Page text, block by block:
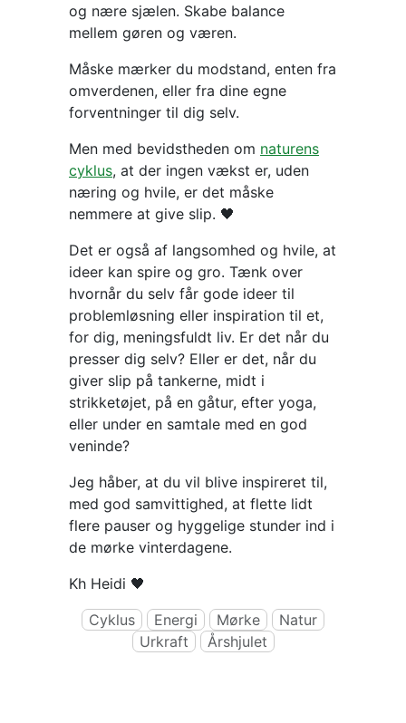
og nære sjælen. Skabe balance
mellem gøren og væren.
Måske mærker du modstand, enten fra
omverdenen, eller fra dine egne
forventninger til dig selv.
Men med bevidstheden om naturens
cyklus, at der ingen vækst er, uden
næring og hvile, er det måske
nemmere at give slip. 🖤
Det er også af langsomhed og hvile, at
ideer kan spire og gro. Tænk over
hvornår du selv får gode ideer til
problemløsning eller inspiration til et,
for dig, meningsfuldt liv. Er det når du
presser dig selv? Eller er det, når du
giver slip på tankerne, midt i
strikketøjet, på en gåtur, efter yoga,
eller under en samtale med en god
veninde?
Jeg håber, at du vil blive inspireret til,
med god samvittighed, at flette lidt
flere pauser og hyggelige stunder ind i
de mørke vinterdagene.
Kh Heidi 🖤
Cyklus
Energi Mørke
Natur
Urkraft
Årshjulet